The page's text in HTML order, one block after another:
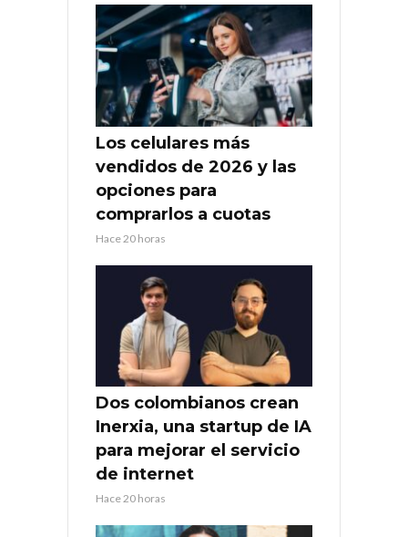
Los celulares más
vendidos de 2026 y las
opciones para
comprarlos a cuotas
Hace 20 horas
Dos colombianos crean
Inerxia, una startup de IA
para mejorar el servicio
de internet
Hace 20 horas